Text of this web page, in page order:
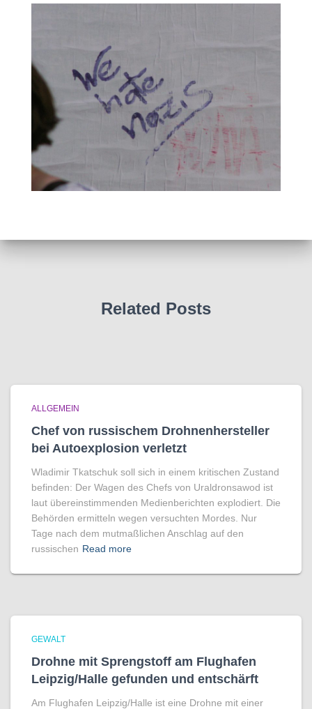
Related Posts
ALLGEMEIN
Chef von russischem Drohnenhersteller
bei Autoexplosion verletzt
Wladimir Tkatschuk soll sich in einem kritischen Zustand
befinden: Der Wagen des Chefs von Uraldronsawod ist
laut übereinstimmenden Medienberichten explodiert. Die
Behörden ermitteln wegen versuchten Mordes. Nur
Tage nach dem mutmaßlichen Anschlag auf den
russischen Read more
GEWALT
Drohne mit Sprengstoff am Flughafen
Leipzig/Halle gefunden und entschärft
Am Flughafen Leipzig/Halle ist eine Drohne mit einer